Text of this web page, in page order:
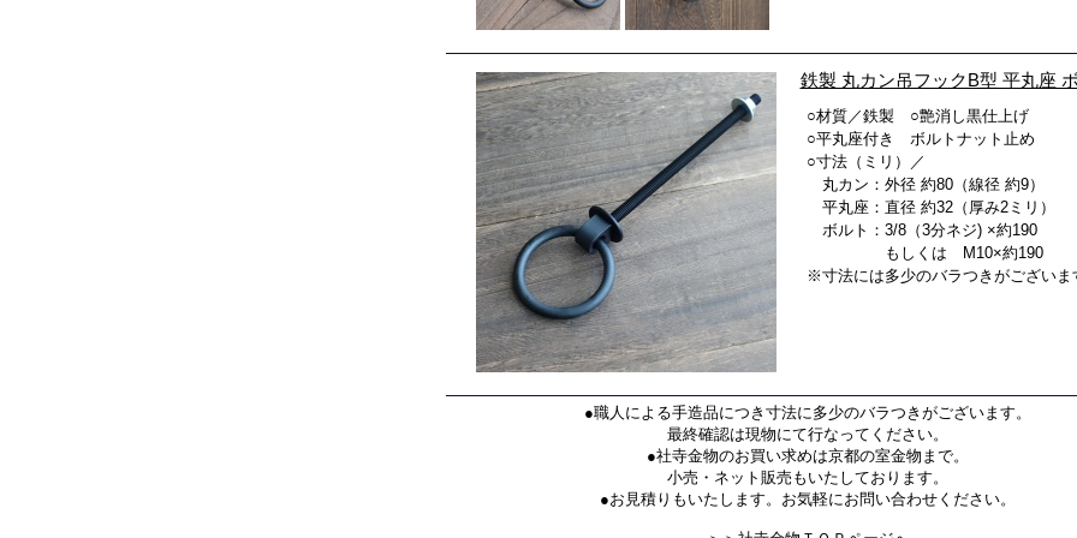
鉄製 丸カン吊フックB型 平丸座
○材質／鉄製 ○艶消し黒仕上げ
○平丸座付き ボルトナット止め
○寸法（ミリ）／
丸カン：外径 約80（線径 約9）
平丸座：直径 約32（厚み2ミリ）
ボルト：3/8（3分ネジ) ×約190
もしくは M10×約190
※寸法には多少のバラつきがございま
●職人による手造品につき寸法に多少のバラつきがございます。
最終確認は現物にて行なってください。
●社寺金物のお買い求めは京都の室金物まで。
小売・ネット販売もいたしております。
●お見積りもいたします。お気軽にお問い合わせください。